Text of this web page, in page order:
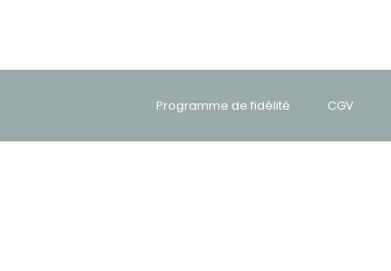
Programme de fidélité CGV